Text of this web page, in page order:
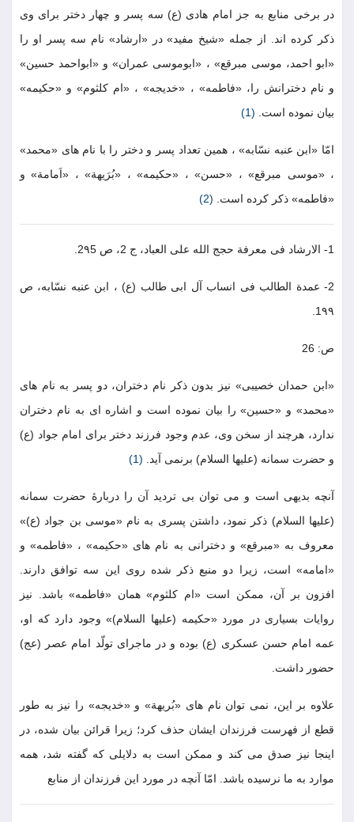
در برخى منابع به جز امام هادى (ع) سه پسر و چهار دختر براى وى
ذكر كرده اند. از جمله «شيخ مفيد» در «ارشاد» نام سه پسر او را
«ابو احمد، موسى مبرقع» ، «ابوموسى عمران» و «ابواحمد حسين»
و نام دخترانش را، «فاطمه» ، «خديجه» ، «ام كلثوم» و «حكيمه»
بيان نموده است. (1)
امّا «ابن عنبه نسّابه» ، همين تعداد پسر و دختر را با نام هاى «محمد»
، «موسى مبرقع» ، «حسن» ، «حكيمه» ، «بُرَيهة» ، «اَمامة» و
«فاطمه» ذكر كرده است. (2)
1- الارشاد فى معرفة حجج الله على العباد، ج 2، ص 2٩5.
2- عمدة الطالب فى انساب آل ابى طالب (ع) ، ابن عنبه نسّابه، ص
1٩٩.
ص: 26
«ابن حمدان خصيبى» نيز بدون ذكر نام دختران، دو پسر به نام هاى
«محمد» و «حسين» را بيان نموده است و اشاره اى به نام دختران
ندارد، هرچند از سخن وى، عدم وجود فرزند دختر براى امام جواد (ع)
و حضرت سمانه (عليها السلام) برنمى آيد. (1)
آنچه بديهى است و مى توان بى ترديد آن را دربارۀ حضرت سمانه
(عليها السلام) ذكر نمود، داشتن پسرى به نام «موسى بن جواد (ع)»
معروف به «مبرقع» و دخترانى به نام هاى «حكيمه» ، «فاطمه» و
«امامه» است، زيرا دو منبع ذكر شده روى اين سه توافق دارند.
افزون بر آن، ممكن است «ام كلثوم» همان «فاطمه» باشد. نيز
روايات بسيارى در مورد «حكيمه (عليها السلام)» وجود دارد كه او،
عمه امام حسن عسكرى (ع) بوده و در ماجراى تولّد امام عصر (عج)
حضور داشت.
علاوه بر اين، نمى توان نام هاى «بُريهة» و «خديجه» را نيز به طور
قطع از فهرست فرزندان ايشان حذف كرد؛ زيرا قرائن بيان شده، در
اينجا نيز صدق مى كند و ممكن است به دلايلى كه گفته شد، همه
موارد به ما نرسيده باشد. امّا آنچه در مورد اين فرزندان از منابع